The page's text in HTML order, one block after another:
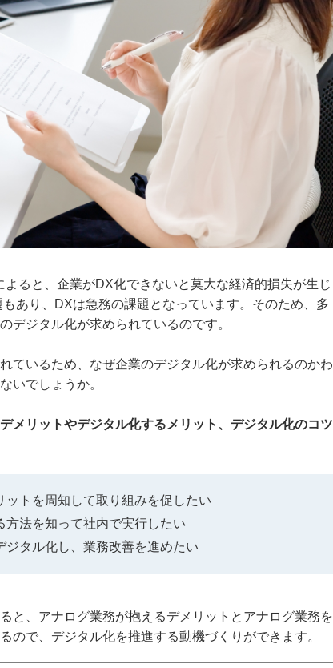
よると、企業がDX化できないと莫大な経済的損失が生じ
あり、DXは急務の課題となっています。そのため、多
デジタル化が求められているのです。
ているため、なぜ企業のデジタル化が求められるのかわ
いでしょうか。
メリットやデジタル化するメリット、デジタル化のコツ
ットを周知して取り組みを促したい
方法を知って社内で実行したい
ジタル化し、業務改善を進めたい
と、アナログ業務が抱えるデメリットとアナログ業務を
ので、デジタル化を推進する動機づくりができます。